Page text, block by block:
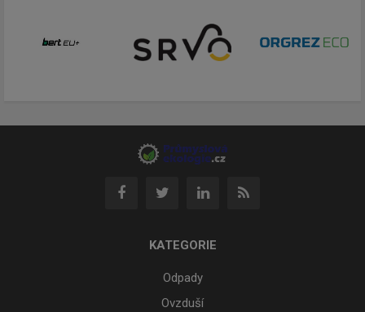
KATEGORIE
Odpady
Ovzduší